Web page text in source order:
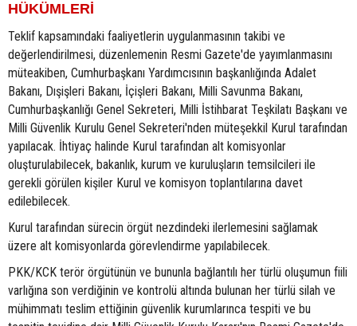
HÜKÜMLERİ
Teklif kapsamındaki faaliyetlerin uygulanmasının takibi ve
değerlendirilmesi, düzenlemenin Resmi Gazete'de yayımlanmasını
müteakiben, Cumhurbaşkanı Yardımcısının başkanlığında Adalet
Bakanı, Dışişleri Bakanı, İçişleri Bakanı, Milli Savunma Bakanı,
Cumhurbaşkanlığı Genel Sekreteri, Milli İstihbarat Teşkilatı Başkanı ve
Milli Güvenlik Kurulu Genel Sekreteri'nden müteşekkil Kurul tarafından
yapılacak. İhtiyaç halinde Kurul tarafından alt komisyonlar
oluşturulabilecek, bakanlık, kurum ve kuruluşların temsilcileri ile
gerekli görülen kişiler Kurul ve komisyon toplantılarına davet
edilebilecek.
Kurul tarafından sürecin örgüt nezdindeki ilerlemesini sağlamak
üzere alt komisyonlarda görevlendirme yapılabilecek.
PKK/KCK terör örgütünün ve bununla bağlantılı her türlü oluşumun fiili
varlığına son verdiğinin ve kontrolü altında bulunan her türlü silah ve
mühimmatı teslim ettiğinin güvenlik kurumlarınca tespiti ve bu